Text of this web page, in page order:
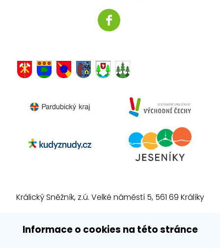
Informace o cookies na této stránce
Králický Sněžník, z.ú. Velké náměstí 5, 561 69 Králíky
E-mail:info@kralickysneznik.net